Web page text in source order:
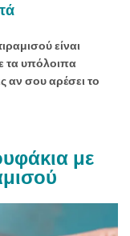
είναι
τα υπόλοιπα
αν σου αρέσει το
με